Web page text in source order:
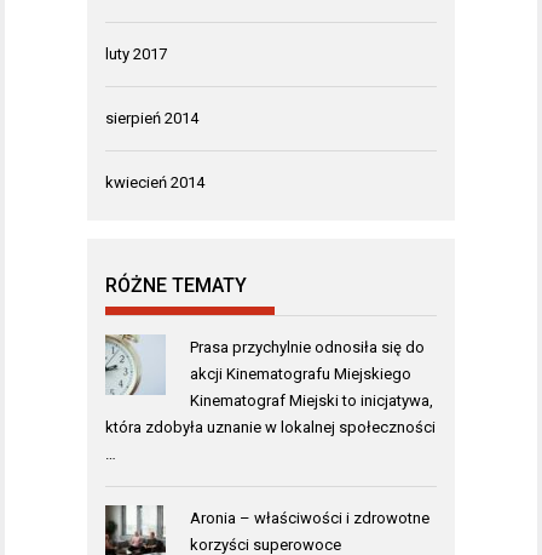
luty 2017
sierpień 2014
kwiecień 2014
RÓŻNE TEMATY
Prasa przychylnie odnosiła się do
akcji Kinematografu Miejskiego
Kinematograf Miejski to inicjatywa,
która zdobyła uznanie w lokalnej społeczności
Aronia – właściwości i zdrowotne
korzyści superowoce